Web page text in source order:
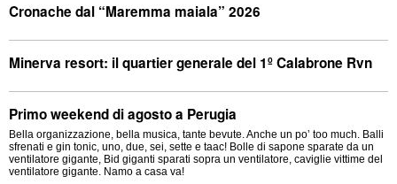
Cronache dal “Maremma maiala” 2026
Minerva resort: il quartier generale del 1º Calabrone Rvn
Primo weekend di agosto a Perugia
Bella organizzazione, bella musica, tante bevute. Anche un po’ too much. Balli
sfrenati e gin tonic, uno, due, sei, sette e taac! Bolle di sapone sparate da un
ventilatore gigante, Bid giganti sparati sopra un ventilatore, caviglie vittime del
ventilatore gigante. Namo a casa va!